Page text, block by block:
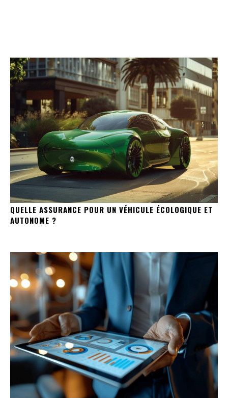
QUELLE ASSURANCE POUR UN VÉHICULE ÉCOLOGIQUE ET
AUTONOME ?